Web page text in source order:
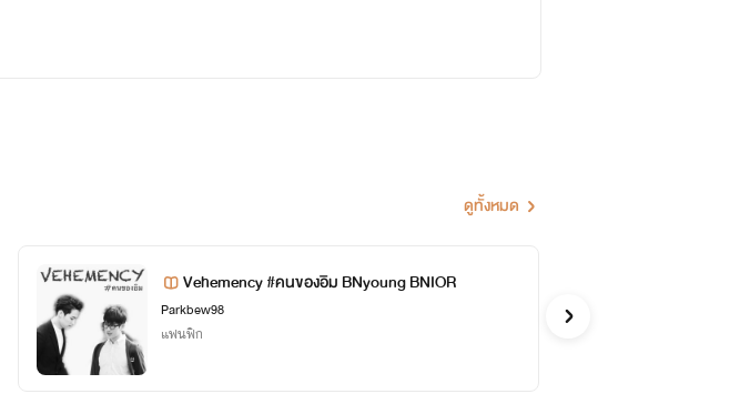
ดูทั้งหมด
Vehemency #คนของอิม BNyoung BNIOR
Parkbew98
แฟนฟิก